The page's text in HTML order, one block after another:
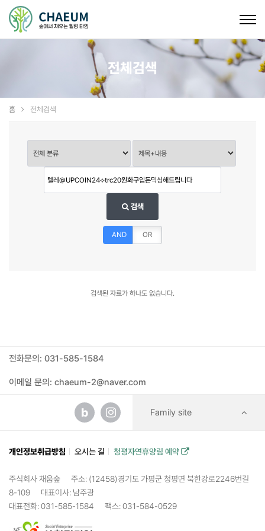
전체검색
홈 전체검색
검색
AND OR
검색된 자료가 하나도 없습니다.
전화문의: 031-585-1584
이메일 문의: chaeum-2@naver.com
b Family site
개인정보취급방침 오시는 길 청평자연휴양림 예약
주식회사 채움숲
주소: (12458)경기도 가평군 청평면 북한강로2246번길
8-109
대표이사: 남주광
대표전화: 031-585-1584
팩스: 031-584-0529